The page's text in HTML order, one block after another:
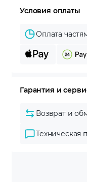
Условия оплаты
Оплата
Гарантия и
Возврат и
Техническая